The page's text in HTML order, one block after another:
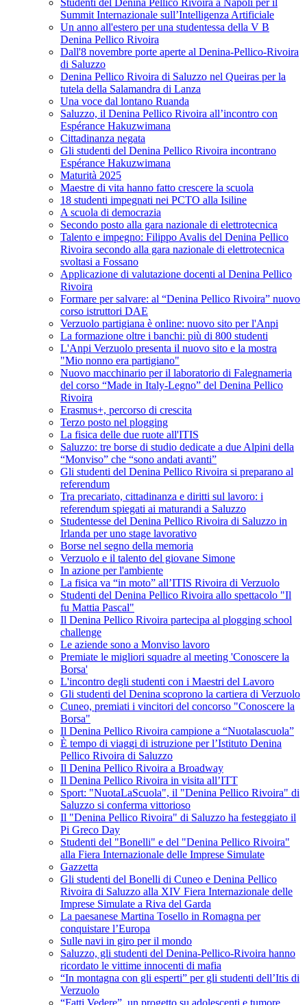
Studenti del Denina Pellico Rivoira a Napoli per il
Summit Internazionale sull’Intelligenza Artificiale
Un anno all'estero per una studentessa della V B
Denina Pellico Rivoira
Dall'8 novembre porte aperte al Denina-Pellico-Rivoira
di Saluzzo
Denina Pellico Rivoira di Saluzzo nel Queiras per la
tutela della Salamandra di Lanza
Una voce dal lontano Ruanda
Saluzzo, il Denina Pellico Rivoira all’incontro con
Espérance Hakuzwimana
Cittadinanza negata
Gli studenti del Denina Pellico Rivoira incontrano
Espérance Hakuzwimana
Maturità 2025
Maestre di vita hanno fatto crescere la scuola
18 studenti impegnati nei PCTO alla Isiline
A scuola di democrazia
Secondo posto alla gara nazionale di elettrotecnica
Talento e impegno: Filippo Avalis del Denina Pellico
Rivoira secondo alla gara nazionale di elettrotecnica
svoltasi a Fossano
Applicazione di valutazione docenti al Denina Pellico
Rivoira
Formare per salvare: al “Denina Pellico Rivoira” nuovo
corso istruttori DAE
Verzuolo partigiana è online: nuovo sito per l'Anpi
La formazione oltre i banchi: più di 800 studenti
L'Anpi Verzuolo presenta il nuovo sito e la mostra
"Mio nonno era partigiano"
Nuovo macchinario per il laboratorio di Falegnameria
del corso “Made in Italy-Legno” del Denina Pellico
Rivoira
Erasmus+, percorso di crescita
Terzo posto nel plogging
La fisica delle due ruote all'ITIS
Saluzzo: tre borse di studio dedicate a due Alpini della
“Monviso” che “sono andati avanti”
Gli studenti del Denina Pellico Rivoira si preparano al
referendum
Tra precariato, cittadinanza e diritti sul lavoro: i
referendum spiegati ai maturandi a Saluzzo
Studentesse del Denina Pellico Rivoira di Saluzzo in
Irlanda per uno stage lavorativo
Borse nel segno della memoria
Verzuolo e il talento del giovane Simone
In azione per l'ambiente
La fisica va “in moto” all’ITIS Rivoira di Verzuolo
Studenti del Denina Pellico Rivoira allo spettacolo "Il
fu Mattia Pascal"
Il Denina Pellico Rivoira partecipa al plogging school
challenge
Le aziende sono a Monviso lavoro
Premiate le migliori squadre al meeting 'Conoscere la
Borsa'
L'incontro degli studenti con i Maestri del Lavoro
Gli studenti del Denina scoprono la cartiera di Verzuolo
Cuneo, premiati i vincitori del concorso "Conoscere la
Borsa"
Il Denina Pellico Rivoira campione a “Nuotalascuola”
È tempo di viaggi di istruzione per l’Istituto Denina
Pellico Rivoira di Saluzzo
Il Denina Pellico Rivoira a Broadway
Il Denina Pellico Rivoira in visita all’ITT
Sport: "NuotaLaScuola", il "Denina Pellico Rivoira" di
Saluzzo si conferma vittorioso
Il "Denina Pellico Rivoira" di Saluzzo ha festeggiato il
Pi Greco Day
Studenti del "Bonelli" e del "Denina Pellico Rivoira"
alla Fiera Internazionale delle Imprese Simulate
Gazzetta
Gli studenti del Bonelli di Cuneo e Denina Pellico
Rivoira di Saluzzo alla XIV Fiera Internazionale delle
Imprese Simulate a Riva del Garda
La paesanese Martina Tosello in Romagna per
conquistare l’Europa
Sulle navi in giro per il mondo
Saluzzo, gli studenti del Denina-Pellico-Rivoira hanno
ricordato le vittime innocenti di mafia
“In montagna con gli esperti” per gli studenti dell’Itis di
Verzuolo